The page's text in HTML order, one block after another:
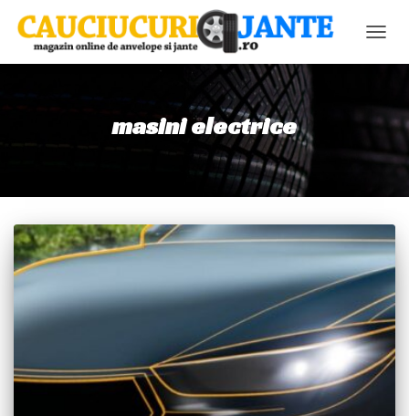
masini electrice